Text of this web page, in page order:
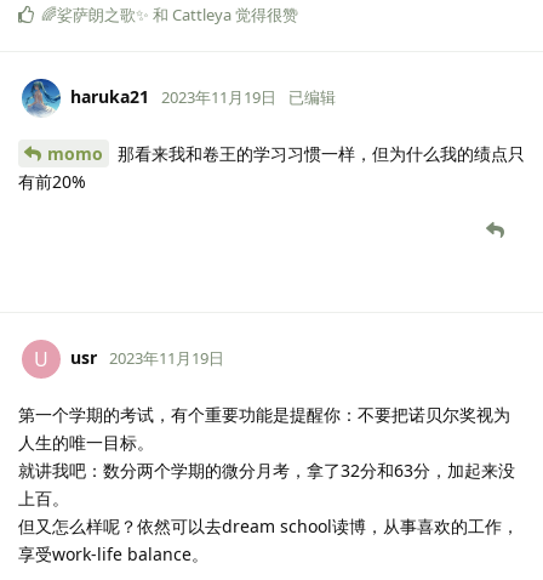
🌈娑萨朗之歌✨ 和 Cattleya觉得很赞
haruka21 2023年11月19日 已编辑
momo
那看来我和卷王的学习习惯一样，但为什么我的绩点只
有前20%
U usr 2023年11月19日
第一个学期的考试，有个重要功能是提醒你：不要把诺贝尔奖视为
人生的唯一目标。
就讲我吧：数分两个学期的微分月考，拿了32分和63分，加起来没
上百。
但又怎么样呢？依然可以去dream school读博，从事喜欢的工作，
享受work-life balance。